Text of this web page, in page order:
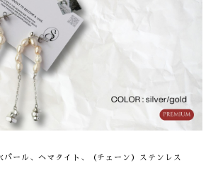
パール、ヘマタイト、（チェーン）ステンレス